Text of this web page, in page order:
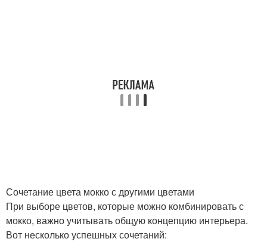
Сочетание цвета мокко с другими цветами
При выборе цветов, которые можно комбинировать с
мокко, важно учитывать общую концепцию интерьера.
Вот несколько успешных сочетаний: